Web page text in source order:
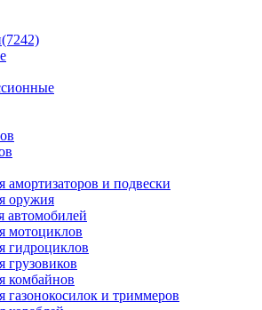
(7242)
амортизаторов и подвески
оружия
автомобилей
мотоциклов
гидроциклов
грузовиков
комбайнов
газонокосилок и триммеров